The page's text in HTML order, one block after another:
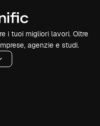
i tuoi migliori lavori. Oltre
agenzie e studi.